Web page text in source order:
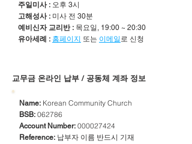
주일미사 : 오후 3시
고해성사 : 미사 전 30분
예비신자 교리반 : 목요일, 19:00 ~ 20:30
유아세례 : 홈페이지 또는 이메일 로 신청
​교무금 온라인 납부 / 공동체 계좌 정보
Name: Korean Community Church
BSB: 062786
Account Number: 000027424
Reference: 납부자 이름 반드시 기재